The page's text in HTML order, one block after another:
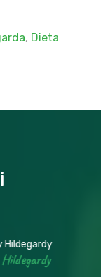
, Dieta